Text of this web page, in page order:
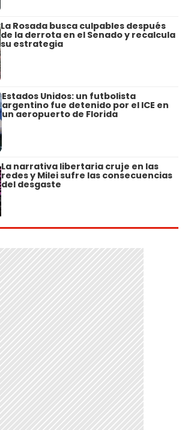
La Rosada busca culpables después
de la derrota en el Senado y recalcula
su estrategia
Estados Unidos: un futbolista
argentino fue detenido por el ICE en
un aeropuerto de Florida
La narrativa libertaria cruje en las
redes y Milei sufre las consecuencias
del desgaste